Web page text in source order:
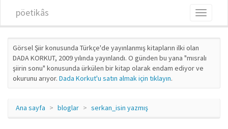
pöetikâs
Toggle
Görsel Şiir konusunda Türkçe'de yayınlanmış kitapların ilki olan
DADA KORKUT, 2009 yılında yayınlandı. O günden bu yana "mısralı
şiirin sonu" konusunda ürkülen bir kitap olarak endam ediyor ve
okurunu arıyor. Dada Korkut'u satın almak için tıklayın.
Ana sayfa bloglar serkan_isin yazmış